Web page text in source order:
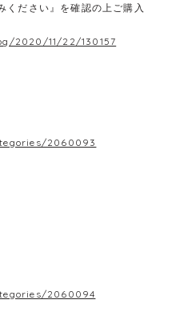
ください』を確認の上ご購入
2020/11/22/130157
2060093
2060094